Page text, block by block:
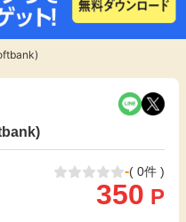
ショッピングで探す
-( 0件 )
350 P